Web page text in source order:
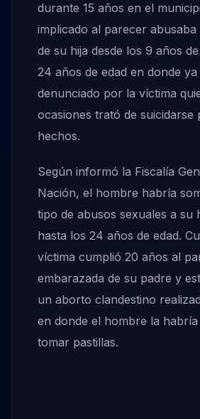
durante 15 años en el
implicado al parecer abusaba
de su hija desde los 9 años
24 años de edad en donde
denunciado por la víctima
ocasiones trató de suicidarse
hechos.
Según informó la Fiscalía
Nación, el hombre habría
tipo de abusos sexuales a su
hasta los 24 años de edad.
víctima cumplió 20 años al
embarazada de su padre y
un aborto clandestino
en donde el hombre la habría
tomar pastillas.